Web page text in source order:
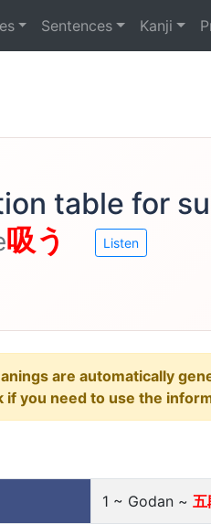
Sentences Kanji
table for
吸う Listen
are automatically
you need to use the
1 ~ Godan ~ 五